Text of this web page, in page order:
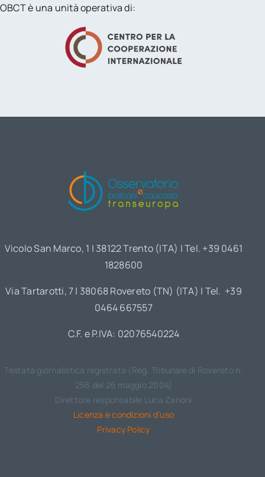
OBCT è una unità operativa di:
Vicolo San Marco, 1 | 38122 Trento (ITA) | Tel. +39 0461
1828600
Via Tartarotti, 7 | 38068 Rovereto (TN) (ITA) | Tel. +39
0464 667557
C.F. e P.IVA: 02076540224
Testata giornalistica registrata (Reg. Tribunale di Rovereto n.
256 del 26 maggio 2004)
Direttore responsabile Luca Zanoni
Licenza e condizioni d’uso
Privacy Policy